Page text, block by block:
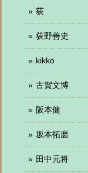
荻
荻野善史
kikko
古賀文博
阪本健
坂本拓磨
田中元将